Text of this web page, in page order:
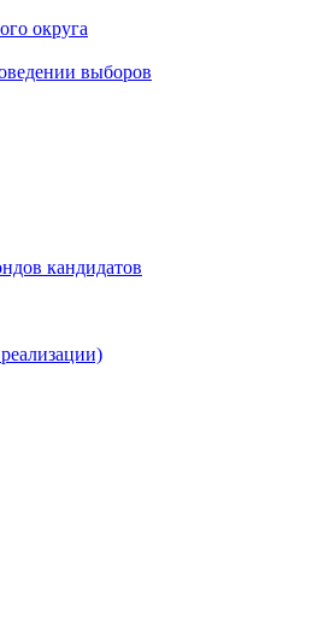
округа
выборов
кандидатов